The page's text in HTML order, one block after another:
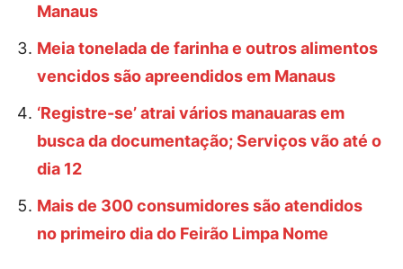
Manaus
Meia tonelada de farinha e outros alimentos
vencidos são apreendidos em Manaus
‘Registre-se’ atrai vários manauaras em
busca da documentação; Serviços vão até o
dia 12
Mais de 300 consumidores são atendidos
no primeiro dia do Feirão Limpa Nome